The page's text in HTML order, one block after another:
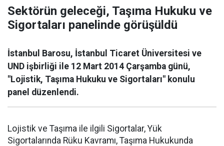
Sektörün geleceği, Taşıma Hukuku ve
Sigortaları panelinde görüşüldü
İstanbul Barosu, İstanbul Ticaret Üniversitesi ve
UND işbirliği ile 12 Mart 2014 Çarşamba günü,
"Lojistik, Taşıma Hukuku ve Sigortaları" konulu
panel düzenlendi.
Lojistik ve Taşıma ile ilgili Sigortalar, Yük
Sigortalarında Rüku Kavramı, Taşıma Hukukunda